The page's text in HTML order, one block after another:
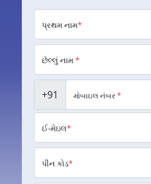
પ્રથમ નામ*
છેલ્લું નામ*
+91 મોબાઇલ નંબર*
ઈ-મેઇલ*
પીન કોડ*